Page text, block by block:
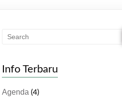
Info Terbaru
Agenda (4)